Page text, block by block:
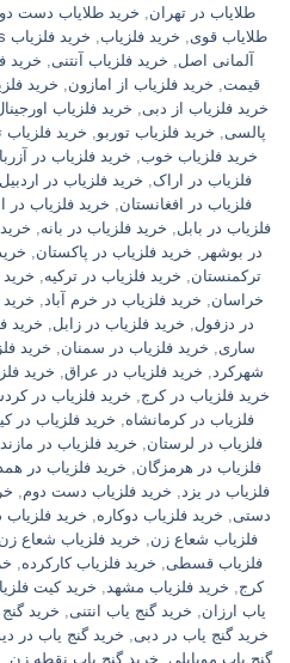
طلایاب در تهران, خرید طلایاب دست
طلایاب قوی, خرید فلزیاب, خرید فلزیاب aks
آلمانی اصل, خرید فلزیاب آنتنی, خرید
قیمت, خرید فلزیاب از امازون, خرید
خرید فلزیاب از دبی, خرید فلزیاب
پالسی, خرید فلزیاب توربو, خرید فلزیاب
خرید فلزیاب خوب, خرید فلزیاب در
فلزیاب در اراک, خرید فلزیاب در اردبیل
فلزیاب در افغانستان, خرید فلزیاب در
فلزیاب در بابل, خرید فلزیاب در بانه,
در بوشهر , خرید فلزیاب در پاکستان,
ترکمنستان, خرید فلزیاب در ترکیه, خرید
خراسان, خرید فلزیاب در خرم آباد,
در دزفول, خرید فلزیاب در زابل, خرید
ساری, خرید فلزیاب در سمنان, خرید
شهرکرد, خرید فلزیاب در عراق, خرید
خرید فلزیاب در کرج, خرید فلزیاب در
فلزیاب در کرمانشاه, خرید فلزیاب در
فلزیاب در لرستان, خرید فلزیاب در
فلزیاب در هرمزگان, خرید فلزیاب در
فلزیاب در یزد, خرید فلزیاب دست دوم,
دستی, خرید فلزیاب دوکاره, خرید فلزیاب
فلزیاب شعاع زن, خرید فلزیاب شعاع
فلزیاب قسطی, خرید فلزیاب کارکرده,
کرج, خرید فلزیاب مشهد, خرید کیت
یاب ارزان, خرید گنج یاب انتنی, خرید
خرید گنج یاب در دبی, خرید گنج یاب در
گنج یاب موبایلی, خرید گنج یاب نقطه زن,